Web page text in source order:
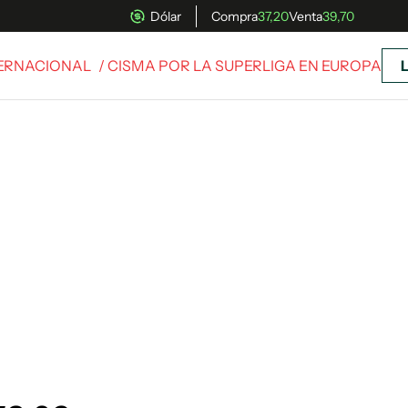
Dólar Compra37,20Venta39,70
/ CISMA POR LA SUPERLIGA EN EUROPA